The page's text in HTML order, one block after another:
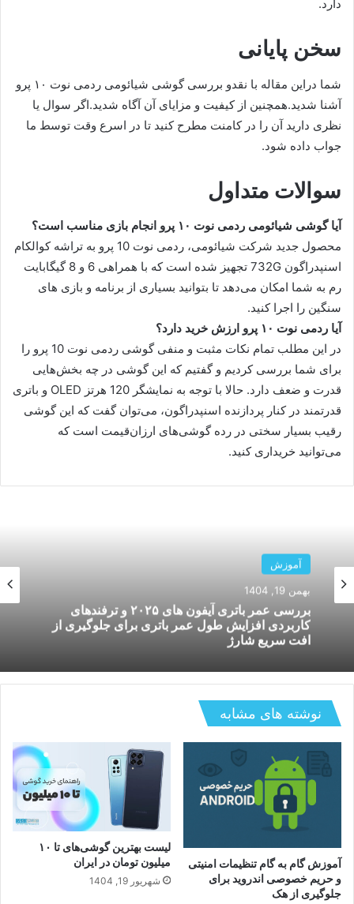
دارد.
سخن پایانی
شما دراین مقاله با نقدو بررسی گوشی شیائومی ردمی نوت ۱۰ پرو
آشنا شدید.همچنین از کیفیت و مزایای آن آگاه شدید.اگر سوال یا
نظری دارید آن را در کامنت مطرح کنید تا در اسرع وقت توسط ما
جواب داده شود.
سوالات متداول
آیا گوشی شیائومی ردمی نوت ۱۰ پرو انجام بازی مناسب است؟
محصول جدید شرکت شیائومی، ردمی نوت 10 پرو به تراشه کوالکام
اسنپدراگون 732G تجهیز شده است که با همراهی 6 و 8 گیگابایت
رم به شما امکان می‌دهد تا بتوانید بسیاری از برنامه و بازی های
سنگین را اجرا کنید.
آیا ردمی نوت ۱۰ پرو ارزش خرید دارد؟
در این مطلب تمام نکات مثبت و منفی گوشی ردمی نوت 10 پرو را
برای شما بررسی کردیم و گفتیم که این گوشی در چه بخش‌هایی
قدرت و ضعف دارد. حالا با توجه به نمایشگر 120 هرتز OLED و باتری
قدرتمند در کنار پردازنده اسنپدراگون، می‌توان گفت که این گوشی
رقیب بسیار سختی در رده گوشی‌های ارزان‌قیمت است که
می‌توانید خریداری کنید.
آموزش
بهمن 19, 1404
افت سریع شارژ
آموزش
دی 14, 1404
مقایسه سامسونگ گلکسی S25 با آیفون ۱۶ پرو؛
کدام گوشی در ۲۰۲۶ ارزش خرید بیشتری دارد؟
نوشته های مشابه
آموزش گام به گام تنظیمات امنیتی
و حریم خصوصی اندروید برای
جلوگیری از هک
لیست بهترین گوشی‌های تا ۱۰
میلیون تومان در ایران
شهریور 19, 1404